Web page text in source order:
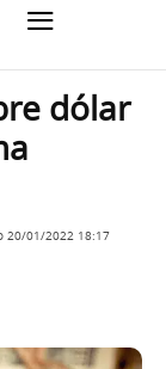
dólar
20/01/2022 18:17